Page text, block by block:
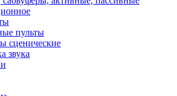
пульты
сценические
звука